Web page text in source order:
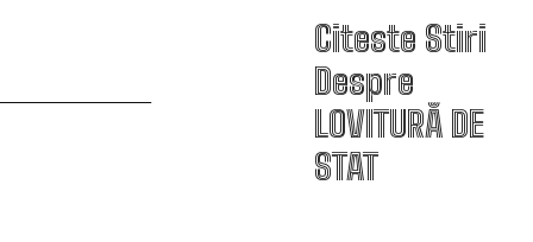
Citeste Stiri
Despre
LOVITURĂ DE
STAT
L